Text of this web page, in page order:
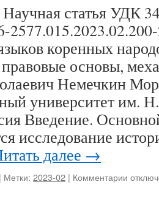
статья УДК
коренных
основы,
Немечкин
университет им.
Введение.
исследование
далее →
| Метки: 2023-02 | Комментарии к